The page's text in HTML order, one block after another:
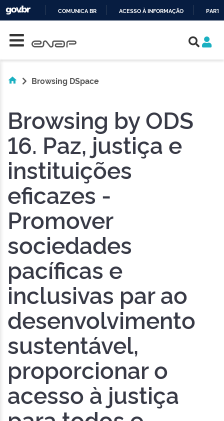
COMUNICA BR ACESSO À INFORMAÇÃO
Browsing DSpace
Browsing by ODS
16. Paz, justiça e
instituições
eficazes -
Promover
sociedades
pacíficas e
inclusivas par ao
desenvolvimento
sustentável,
proporcionar o
acesso à justiça